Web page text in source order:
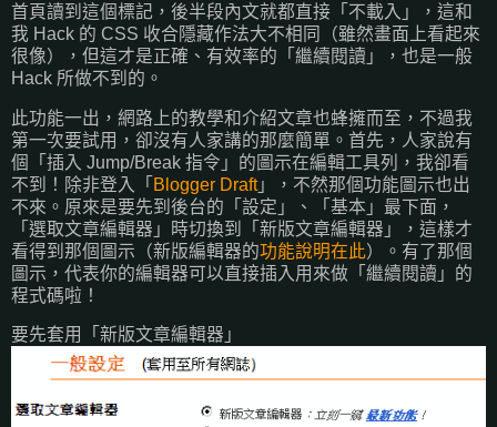
首頁讀到這個標記，後半段內文就都直接「不載入」，這和
我 Hack 的 CSS 收合隱藏作法大不相同（雖然畫面上看起來
很像），但這才是正確、有效率的「繼續閱讀」，也是一般
Hack 所做不到的。
此功能一出，網路上的教學和介紹文章也蜂擁而至，不過我
第一次要試用，卻沒有人家講的那麼簡單。首先，人家說有
個「插入 Jump/Break 指令」的圖示在編輯工具列，我卻看
不到！除非登入「 Blogger Draft」，不然那個功能圖示也出
不來。原來是要先到後台的「設定」、「基本」最下面，
「選取文章編輯器」時切換到「新版文章編輯器」，這樣才
看得到那個圖示（新版編輯器的功能說明在此）。有了那個
圖示，代表你的編輯器可以直接插入用來做「繼續閱讀」的
程式碼啦！
要先套用「新版文章編輯器」